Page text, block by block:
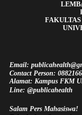
Email:
Contact Person:
Alamat: Kampus FKM
Line: @publicahealth
Salam Pers Mahasiswa!